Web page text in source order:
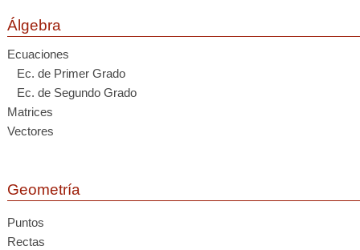
Álgebra
Ecuaciones
Ec. de Primer Grado
Ec. de Segundo Grado
Matrices
Vectores
Geometría
Puntos
Rectas